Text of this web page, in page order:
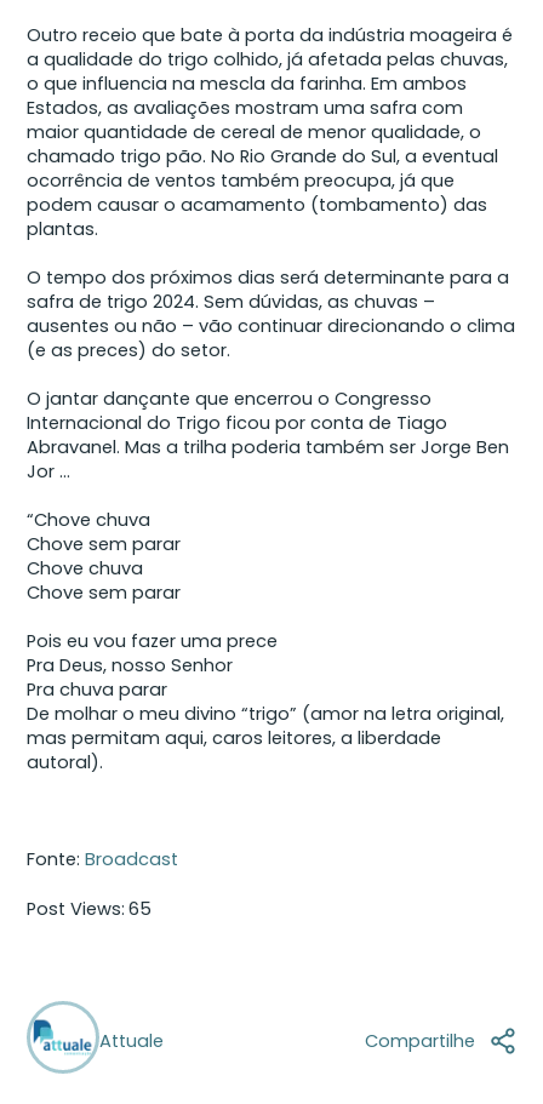
Outro receio que bate à porta da indústria moageira é
a qualidade do trigo colhido, já afetada pelas chuvas,
o que influencia na mescla da farinha. Em ambos
Estados, as avaliações mostram uma safra com
maior quantidade de cereal de menor qualidade, o
chamado trigo pão. No Rio Grande do Sul, a eventual
ocorrência de ventos também preocupa, já que
podem causar o acamamento (tombamento) das
plantas.
O tempo dos próximos dias será determinante para a
safra de trigo 2024. Sem dúvidas, as chuvas –
ausentes ou não – vão continuar direcionando o clima
(e as preces) do setor.
O jantar dançante que encerrou o Congresso
Internacional do Trigo ficou por conta de Tiago
Abravanel. Mas a trilha poderia também ser Jorge Ben
Jor …
“Chove chuva
Chove sem parar
Chove chuva
Chove sem parar
Pois eu vou fazer uma prece
Pra Deus, nosso Senhor
Pra chuva parar
De molhar o meu divino “trigo” (amor na letra original,
mas permitam aqui, caros leitores, a liberdade
autoral).
Fonte:Broadcast
Post Views: 65
Attuale Compartilhe